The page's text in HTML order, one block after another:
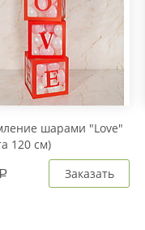
шарами "Love"
120 см)
Заказать